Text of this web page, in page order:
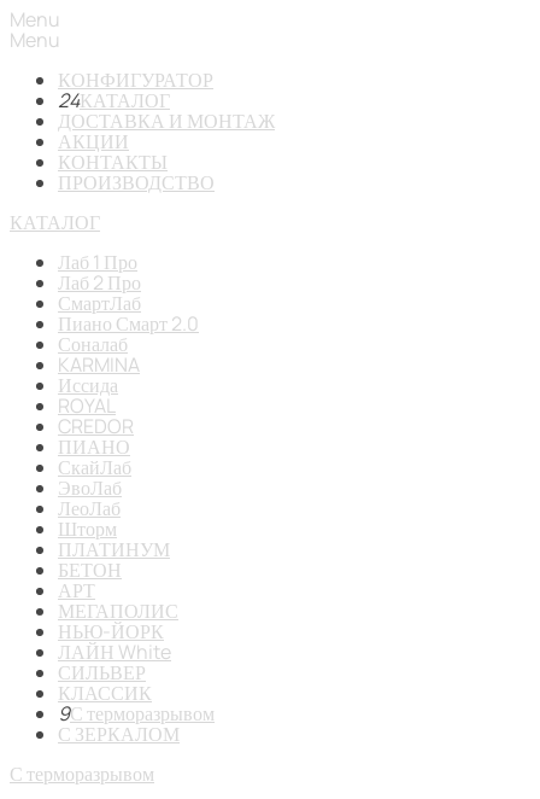
Menu
Menu
КОНФИГУРАТОР
24КАТАЛОГ
ДОСТАВКА И МОНТАЖ
АКЦИИ
КОНТАКТЫ
ПРОИЗВОДСТВО
КАТАЛОГ
Лаб 1 Про
Лаб 2 Про
СмартЛаб
Пиано Смарт 2.0
Соналаб
KARMINA
Иссида
ROYAL
CREDOR
ПИАНО
СкайЛаб
ЭвоЛаб
ЛеоЛаб
Шторм
ПЛАТИНУМ
БЕТОН
АРТ
МЕГАПОЛИС
НЬЮ-ЙОРК
ЛАЙН White
СИЛЬВЕР
КЛАССИК
9С терморазрывом
С ЗЕРКАЛОМ
С терморазрывом